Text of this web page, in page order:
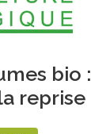
bio :
reprise